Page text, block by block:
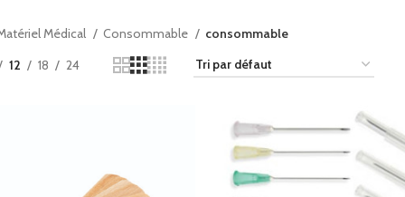
Sangles d’épaule et
Produits
Corsets de cou
Oreillers orthopédiques
Consommables de
secours
Aider à la marche
Médical Consommable
consommable
12
18 24